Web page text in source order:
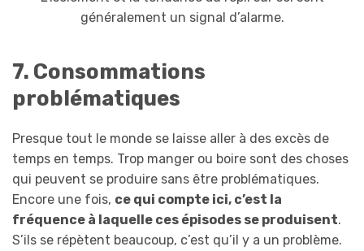
généralement un signal d’alarme.
7. Consommations
problématiques
Presque tout le monde se laisse aller à des excès de
temps en temps. Trop manger ou boire sont des choses
qui peuvent se produire sans être problématiques.
Encore une fois, ce qui compte ici, c’est la
fréquence à laquelle ces épisodes se produisent.
S’ils se répètent beaucoup, c’est qu’il y a un problème.